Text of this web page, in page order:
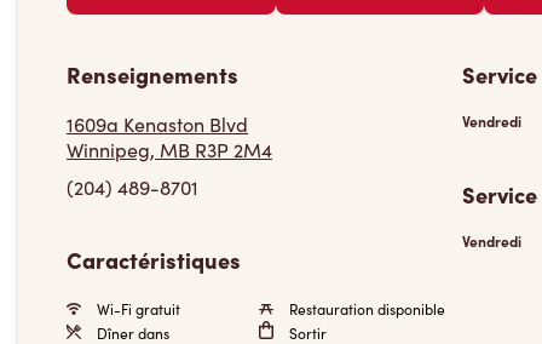
Renseignements
1609a Kenaston Blvd
Winnipeg, MB R3P 2M4
(204) 489-8701
Caractéristiques
Wi-Fi gratuit
Restauration disponible
Dîner dans
Sortir
Vendredi
Vendredi